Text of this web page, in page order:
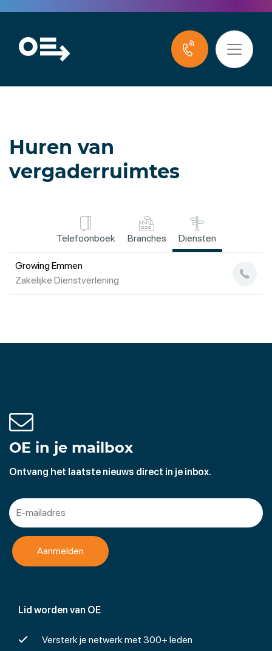
Huren van
vergaderruimtes
Telefoonboek Branches Diensten
Growing Emmen
Zakelijke Dienstverlening
Lid worden van OE
Versterk je netwerk met 300+ leden
OE in je mailbox
Ontvang het laatste nieuws direct in je inbox.